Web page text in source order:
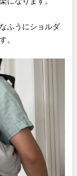
ふうにショルダ
。